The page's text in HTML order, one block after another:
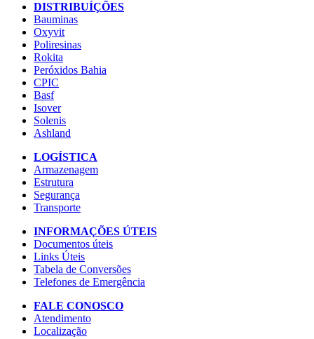
DISTRIBUÍÇÕES
Bauminas
Oxyvit
Poliresinas
Rokita
Peróxidos Bahia
CPIC
Basf
Isover
Solenis
Ashland
LOGÍSTICA
Armazenagem
Estrutura
Segurança
Transporte
INFORMAÇÕES ÚTEIS
Documentos úteis
Links Úteis
Tabela de Conversões
Telefones de Emergência
FALE CONOSCO
Atendimento
Localização